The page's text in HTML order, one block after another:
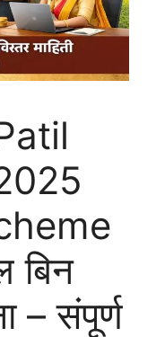
बिन
– संपूर्ण